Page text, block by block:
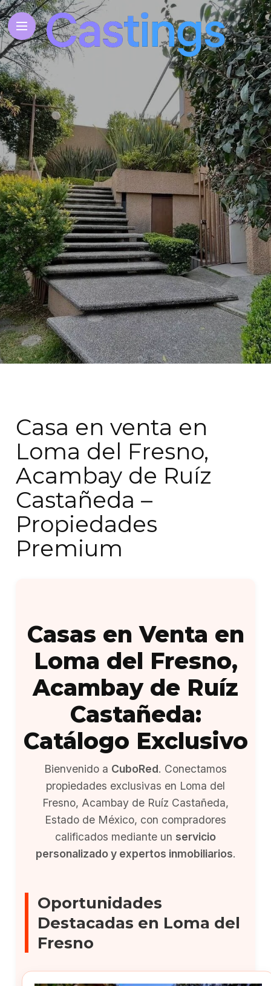
Casa en venta en
Loma del Fresno,
Acambay de Ruíz
Castañeda –
Propiedades
Premium
Casas en Venta en
Loma del Fresno,
Acambay de Ruíz
Castañeda:
Catálogo Exclusivo
Bienvenido a CuboRed. Conectamos
propiedades exclusivas en Loma del
Fresno, Acambay de Ruíz Castañeda,
Estado de México, con compradores
calificados mediante un servicio
personalizado y expertos inmobiliarios.
Oportunidades
Destacadas en Loma del
Fresno